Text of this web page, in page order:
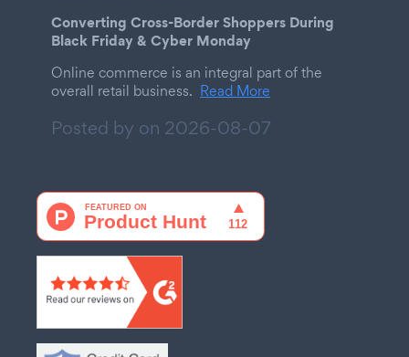
Converting Cross-Border Shoppers During
Black Friday & Cyber Monday
Online commerce is an integral part of the
overall retail business. Read More
Posted by on 2026-08-07